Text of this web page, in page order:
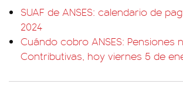
SUAF de ANSES: calendario de
2024
Cuándo cobro ANSES: Pensiones
Contributivas, hoy viernes 5 de